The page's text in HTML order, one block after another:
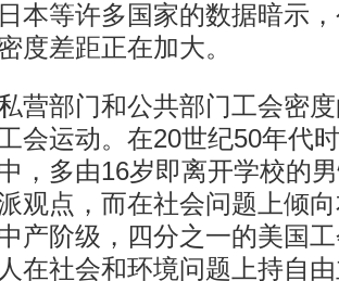
本等许多国家的数据暗示
度差距正在加大。
部门和公共部门工会密度
会运动。在20世纪50年代
，多由16岁即离开学校的
观点，而在社会问题上倾
产阶级，四分之一的美国
在社会和环境问题上持自